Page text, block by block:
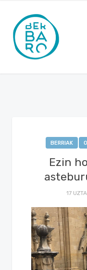
BERRIAK
Ezin
17